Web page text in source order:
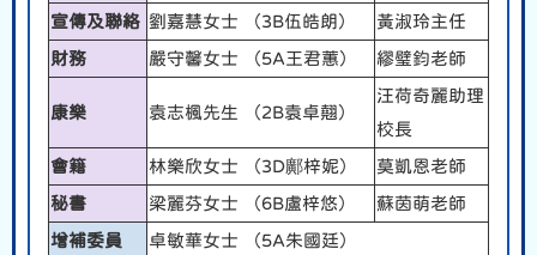
宣傳及聯絡 劉嘉慧女士 （3B伍皓朗） 黃淑玲主任
財務 嚴守馨女士 （5A王君蕙） 繆璧鈞老師
康樂 袁志楓先生 （2B袁卓翹）
汪荷奇麗助理
校長
會籍 林樂欣女士 （3D鄺梓妮） 莫凱恩老師
秘書 梁麗芬女士 （6B盧梓悠） 蘇茵萌老師
增補委員 卓敏華女士 （5A朱國廷）